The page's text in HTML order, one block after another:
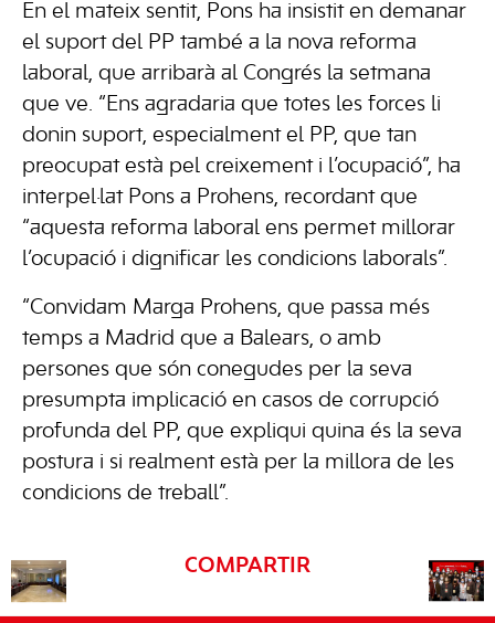
En el mateix sentit, Pons ha insistit en demanar
el suport del PP també a la nova reforma
laboral, que arribarà al Congrés la setmana
que ve. “Ens agradaria que totes les forces li
donin suport, especialment el PP, que tan
preocupat està pel creixement i l’ocupació”, ha
interpel·lat Pons a Prohens, recordant que
“aquesta reforma laboral ens permet millorar
l’ocupació i dignificar les condicions laborals”.
“Convidam Marga Prohens, que passa més
temps a Madrid que a Balears, o amb
persones que són conegudes per la seva
presumpta implicació en casos de corrupció
profunda del PP, que expliqui quina és la seva
postura i si realment està per la millora de les
condicions de treball”.
COMPARTIR